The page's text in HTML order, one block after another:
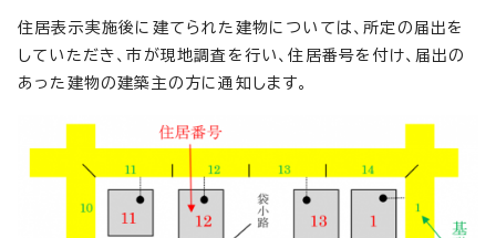
住居表示実施後に建てられた建物については、所定の届出を
していただき、市が現地調査を行い、住居番号を付け、届出の
あった建物の建築主の方に通知します。